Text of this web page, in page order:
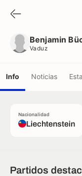
Benjamin
Vaduz
Info Noticias
Nacionalidad
Liechtenstein
Partidos